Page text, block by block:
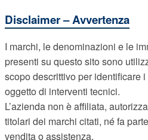
Disclaimer – Avvertenza
I marchi, le denominazioni e le
presenti su questo sito sono
scopo descrittivo per identificare
oggetto di interventi tecnici.
L’azienda non è affiliata,
titolari dei marchi citati, né fa
vendita o assistenza.